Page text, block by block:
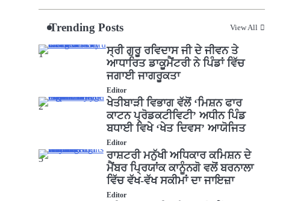
Trending Posts View All
1
ਸ੍ਰੀ ਗੁਰੂ ਰਵਿਦਾਸ ਜੀ ਦੇ ਜੀਵਨ ਤੇ
ਆਧਾਰਿਤ ਡਾਕੂਮੈਂਟਰੀ ਨੇ ਪਿੰਡਾਂ ਵਿੱਚ
ਜਗਾਈ ਜਾਗਰੂਕਤਾ
Editor
2
ਖੇਤੀਬਾੜੀ ਵਿਭਾਗ ਵੱਲੋਂ ‘ਮਿਸ਼ਨ ਫਾਰ
ਕਾਟਨ ਪ੍ਰੋਡਕਟੀਵਿਟੀ’ ਅਧੀਨ ਪਿੰਡ
ਬਧਾਈ ਵਿਖੇ ‘ਖੇਤ ਦਿਵਸ’ ਆਯੋਜਿਤ
Editor
3
ਰਾਸ਼ਟਰੀ ਮਨੁੱਖੀ ਅਧਿਕਾਰ ਕਮਿਸ਼ਨ ਦੇ
ਮੈਂਬਰ ਪ੍ਰਿਯਾਂਕ ਕਾਨੂੰਨਗੋ ਵਲੋਂ ਬਰਨਾਲਾ
ਵਿੱਚ ਵੱਖ-ਵੱਖ ਸਕੀਮਾਂ ਦਾ ਜਾਇਜ਼ਾ
Editor